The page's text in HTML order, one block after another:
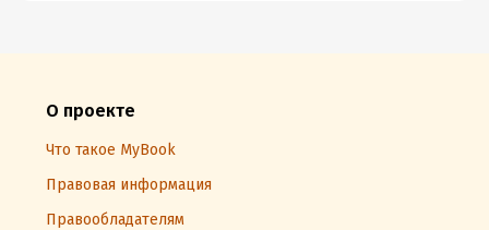
О проекте
Что такое MyBook
Правовая информация
Правообладателям